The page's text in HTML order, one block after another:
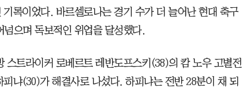
록이었다. 바르셀로나는 경기 수가 더 늘어난 현대 축구
으며 독보적인 위업을 달성했다.
스트라이커 로베르트 레반도프스키(38)의 캄 노우 고별전
냐(30)가 해결사로 나섰다. 하피냐는 전반 28분이 채 되